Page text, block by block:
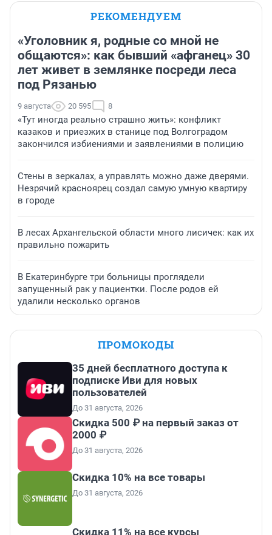
РЕКОМЕНДУЕМ
«Уголовник я, родные со мной не
общаются»: как бывший «афганец» 30
лет живет в землянке посреди леса
под Рязанью
9 августа 20 595 8
«Тут иногда реально страшно жить»: конфликт
казаков и приезжих в станице под Волгоградом
закончился избиениями и заявлениями в полицию
Стены в зеркалах, а управлять можно даже дверями.
Незрячий красноярец создал самую умную квартиру
в городе
В лесах Архангельской области много лисичек: как их
правильно пожарить
В Екатеринбурге три больницы проглядели
запущенный рак у пациентки. После родов ей
удалили несколько органов
ПРОМОКОДЫ
35 дней бесплатного доступа к
подписке Иви для новых
пользователей
До 31 августа, 2026
Скидка 500 ₽ на первый заказ от
2000 ₽
До 31 августа, 2026
Скидка 10% на все товары
До 31 августа, 2026
Скидка 11% на все курсы